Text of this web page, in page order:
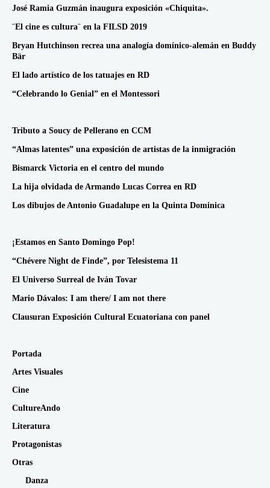
José Ramia Guzmán inaugura exposición «Chiquita».
¨El cine es cultura¨ en la FILSD 2019
Bryan Hutchinson recrea una analogía domínico-alemán en Buddy
Bär
El lado artístico de los tatuajes en RD
“Celebrando lo Genial” en el Montessori
Tributo a Soucy de Pellerano en CCM
“Almas latentes” una exposición de artistas de la inmigración
Bismarck Victoria en el centro del mundo
La hija olvidada de Armando Lucas Correa en RD
Los dibujos de Antonio Guadalupe en la Quinta Dominica
¡Estamos en Santo Domingo Pop!
“Chévere Night de Finde”, por Telesistema 11
El Universo Surreal de Iván Tovar
Mario Dávalos: I am there/ I am not there
Clausuran Exposición Cultural Ecuatoriana con panel
Portada
Artes Visuales
Cine
CultureAndo
Literatura
Protagonistas
Otras
Danza